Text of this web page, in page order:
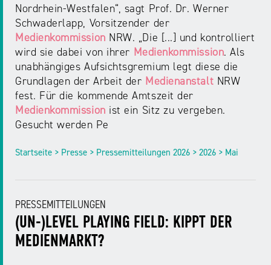
Nordrhein‑Westfalen“, sagt Prof. Dr. Werner
Schwaderlapp, Vorsitzender der
Medienkommission NRW. „Die [...] und kontrolliert
wird sie dabei von ihrer Medienkommission. Als
unabhängiges Aufsichtsgremium legt diese die
Grundlagen der Arbeit der Medienanstalt NRW
fest. Für die kommende Amtszeit der
Medienkommission ist ein Sitz zu vergeben.
Gesucht werden Pe
Startseite > Presse > Pressemitteilungen 2026 > 2026 > Mai
PRESSEMITTEILUNGEN
(UN-)LEVEL PLAYING FIELD: KIPPT DER
MEDIENMARKT?